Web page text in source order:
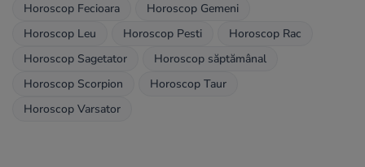
Horoscop Fecioara
Horoscop Gemeni
Horoscop Leu
Horoscop Pesti
Horoscop Rac
Horoscop Sagetator
Horoscop săptămânal
Horoscop Scorpion
Horoscop Taur
Horoscop Varsator